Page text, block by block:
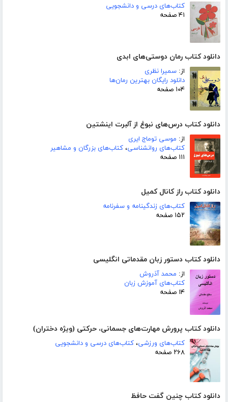
کتاب‌های درسی و دانشجویی
۴۱ صفحه
دانلود کتاب رمان دوستی‌های ابدی
از: سمیرا نظری
دانلود رایگان بهترین رمان‌ها
۱۰۴ صفحه
دانلود کتاب درس‌های نبوغ از آلبرت اینشتین
از: موسی توماج ایری
کتاب‌های روانشناسی، کتاب‌های بزرگان و مشاهیر
۱۱۱ صفحه
دانلود کتاب راز کانال کمیل
کتاب‌های زندگینامه و سفرنامه
۱۵۲ صفحه
دانلود کتاب دستور زبان مقدماتی انگلیسی
از: محمد آذروش
کتاب‌های آموزش زبان
۱۴ صفحه
دانلود کتاب پرورش مهارت‌های جسمانی، حرکتی (ویژه دختران)
کتاب‌های ورزشی، کتاب‌های درسی و دانشجویی
۲۶۸ صفحه
دانلود کتاب چنین گفت حافظ